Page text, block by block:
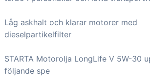
Låg askhalt och klarar motorer med
dieselpartikelfilter
STARTA Motorolja LongLife V 5W-30
följande spe